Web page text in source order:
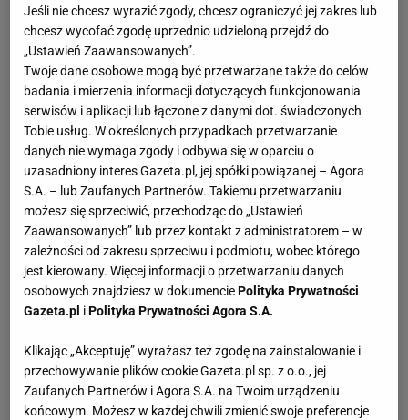
Jeśli nie chcesz wyrazić zgody, chcesz ograniczyć jej zakres lub
chcesz wycofać zgodę uprzednio udzieloną przejdź do
„Ustawień Zaawansowanych”.
Twoje dane osobowe mogą być przetwarzane także do celów
badania i mierzenia informacji dotyczących funkcjonowania
serwisów i aplikacji lub łączone z danymi dot. świadczonych
Tobie usług. W określonych przypadkach przetwarzanie
danych nie wymaga zgody i odbywa się w oparciu o
uzasadniony interes Gazeta.pl, jej spółki powiązanej – Agora
S.A. – lub Zaufanych Partnerów. Takiemu przetwarzaniu
możesz się sprzeciwić, przechodząc do „Ustawień
Zaawansowanych” lub przez kontakt z administratorem – w
zależności od zakresu sprzeciwu i podmiotu, wobec którego
jest kierowany. Więcej informacji o przetwarzaniu danych
osobowych znajdziesz w dokumenciePolityka Prywatności
Gazeta.pl iPolityka Prywatności Agora S.A.
Klikając „Akceptuję” wyrażasz też zgodę na zainstalowanie i
przechowywanie plików cookie Gazeta.pl sp. z o.o., jej
Zaufanych Partnerów i Agora S.A. na Twoim urządzeniu
końcowym. Możesz w każdej chwili zmienić swoje preferencje